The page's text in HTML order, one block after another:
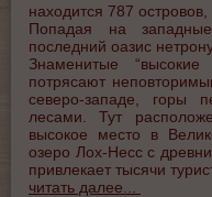
находится 787
Попадая на
последний оазис
Знаменитые
потрясают
северо-западе,
лесами. Тут
высокое место в
озеро Лох-Несс с
привлекает тысячи
читать далее...